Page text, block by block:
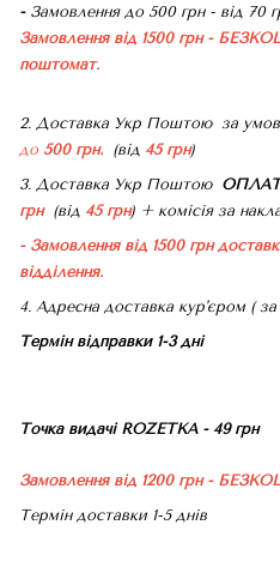
-Замовлення до 500 грн - від 70
Замовлення від 1500 грн -
поштомат.
2. Доставка Укр Поштою за
до 500 грн. (від 45 грн)
3. Доставка Укр Поштою
грн (від 45 грн) + комісія за
- Замовлення від 1500 грн
відділення.
4. Адресна доставка кур'єром (
Термін відправки 1-3 дні
Точка видачі ROZETKA - 49 грн
Замовлення від 1200 грн -
Термін доставки 1-5 днів